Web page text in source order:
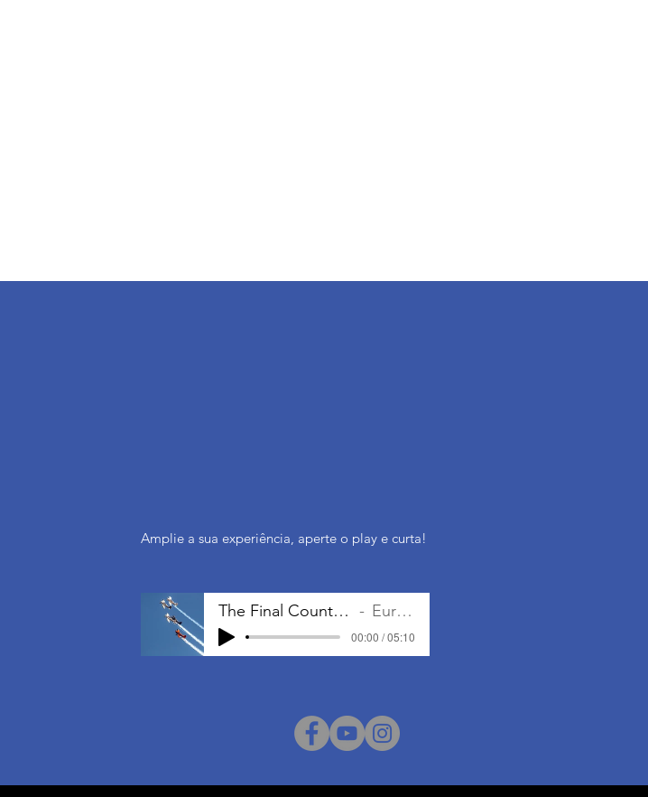
Amplie a sua experiência, aperte o play e curta!
The Final Countdown Europe
00:00 / 05:10